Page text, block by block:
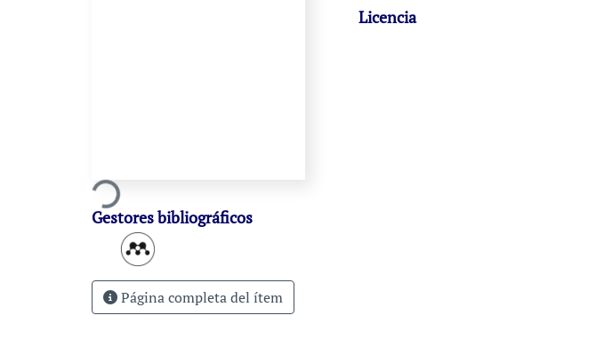
Cargando...
Gestores bibliográficos
Licencia
Página completa del ítem